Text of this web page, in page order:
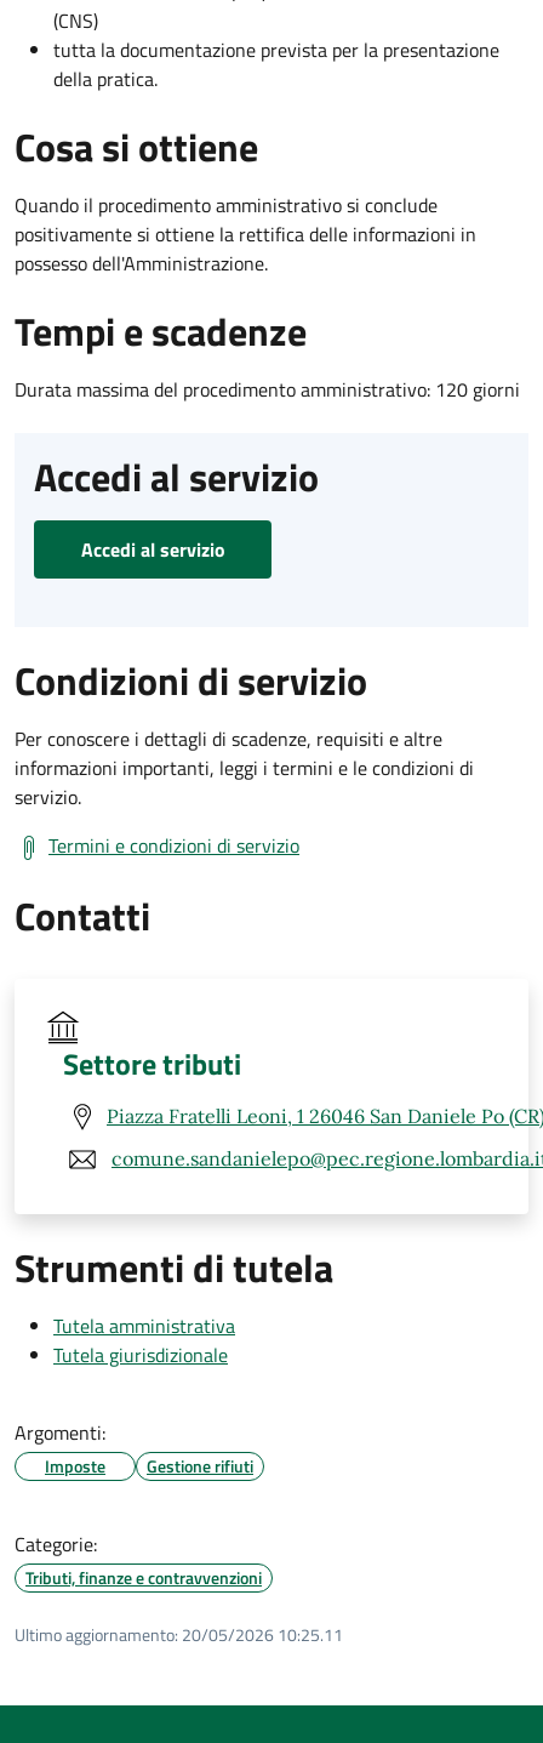
(CNS)
tutta la documentazione prevista per la presentazione
della pratica.
Cosa si ottiene
Quando il procedimento amministrativo si conclude
positivamente si ottiene la rettifica delle informazioni in
possesso dell'Amministrazione.
Tempi e scadenze
Durata massima del procedimento amministrativo: 120 giorni
Accedi al servizio
Accedi al servizio
Condizioni di servizio
Per conoscere i dettagli di scadenze, requisiti e altre
informazioni importanti, leggi i termini e le condizioni di
servizio.
Termini e condizioni di servizio
Contatti
Settore tributi
Piazza Fratelli Leoni, 1 26046 San Daniele Po
Strumenti di tutela
Tutela amministrativa
Tutela giurisdizionale
Argomenti:
Imposte Gestione rifiuti
Categorie:
Tributi, finanze e contravvenzioni
Ultimo aggiornamento: 20/05/2026 10:25.11